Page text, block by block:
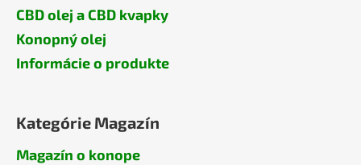
CBD olej a CBD kvapky
Konopný olej
Informácie o produkte
Kategórie Magazín
Magazín o konope